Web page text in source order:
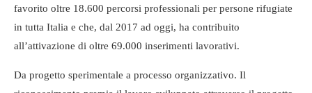
favorito oltre 18.600 percorsi professionali per persone rifugiate
in tutta Italia e che, dal 2017 ad oggi, ha contribuito
all’attivazione di oltre 69.000 inserimenti lavorativi.
Da progetto sperimentale a processo organizzativo. Il